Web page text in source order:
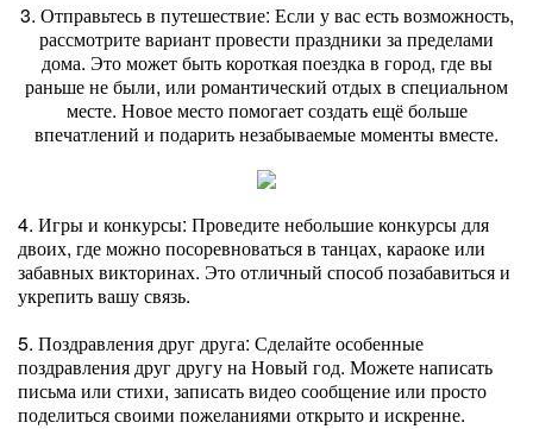
3. Отправьтесь в путешествие: Если у вас есть возможность,
рассмотрите вариант провести праздники за пределами
дома. Это может быть короткая поездка в город, где вы
раньше не были, или романтический отдых в специальном
месте. Новое место помогает создать ещё больше
впечатлений и подарить незабываемые моменты вместе.
4. Игры и конкурсы: Проведите небольшие конкурсы для
двоих, где можно посоревноваться в танцах, караоке или
забавных викторинах. Это отличный способ позабавиться и
укрепить вашу связь.
5. Поздравления друг друга: Сделайте особенные
поздравления друг другу на Новый год. Можете написать
письма или стихи, записать видео сообщение или просто
поделиться своими пожеланиями открыто и искренне.